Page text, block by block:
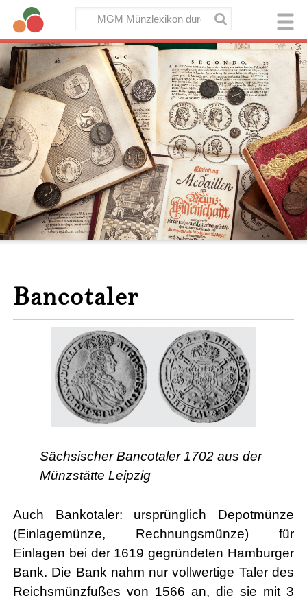
Bancotaler
Sächsischer Bancotaler 1702 aus der
Münzstätte Leipzig
Auch Bankotaler: ursprünglich Depotmünze
(Einlagemünze, Rechnungsmünze) für
Einlagen bei der 1619 gegründeten Hamburger
Bank. Die Bank nahm nur vollwertige Taler des
Reichsmünzfußes von 1566 an, die sie mit 3